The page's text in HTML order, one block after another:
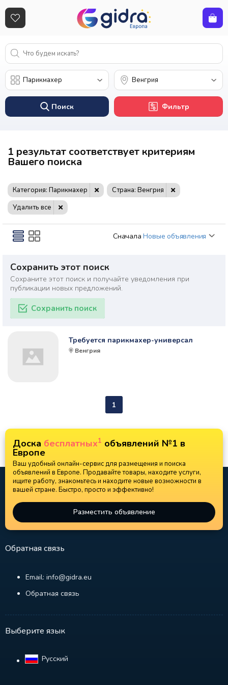
Поиск Фильтр
1 результат соответствует критериям
Вашего поиска
Категория: Парикмахер
Страна: Венгрия
Удалить все
Сначала Новые объявления
Сохранить этот поиск
Сохраните этот поиск и получайте уведомления при
публикации новых предложений.
Сохранить поиск
Требуется парикмахер-универсал
Венгрия
1
Доска бесплатных1 объявлений №1 в
Европе
Ваш удобный онлайн-сервис для размещения и поиска
объявлений в Европе. Продавайте товары, находите услуги,
ищите работу, знакомьтесь и находите новые возможности в
вашей стране. Быстро, просто и эффективно!
Разместить объявление
Обратная связь
Email: info@gidra.eu
Обратная связь
Выберите язык
Русский‎